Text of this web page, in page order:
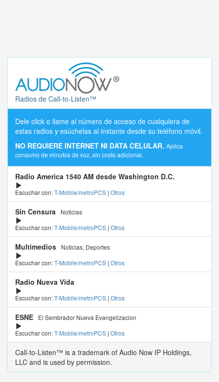
Radios de Call-to-Listen™
Dele click o llame al número de acceso de cualquiera de
estas radios y esúchelas al instante desde su teléfono móvil.
NO REQUIERE INTERNET NI DATA CELULAR. Aplica
consumo de minutos de voz, sin costo adicional.
Radio America 1540 AM desde Washington D.C.
Escuchar con:T-Mobile/metroPCS | Otros
Sin Censura
Noticias
Escuchar con:T-Mobile/metroPCS | Otros
Multimedios
Noticias, Deportes
Escuchar con:T-Mobile/metroPCS | Otros
Radio Nueva Vida
Escuchar con:T-Mobile/metroPCS | Otros
ESNE
El Sembrador Nueva Evangelizacion
Escuchar con:T-Mobile/metroPCS | Otros
Call-to-Listen™ is a trademark of Audio Now IP Holdings,
LLC and is used by permission.